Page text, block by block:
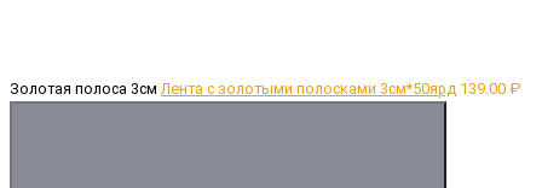
Золотая полоса 3см Лента с золотыми полосками 3см*50ярд 139.00 ₽